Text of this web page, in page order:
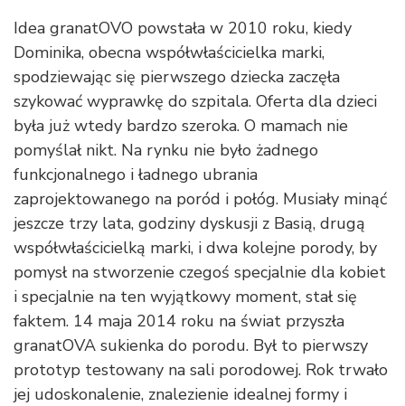
Idea granatOVO powstała w 2010 roku, kiedy
Dominika, obecna współwłaścicielka marki,
spodziewając się pierwszego dziecka zaczęła
szykować wyprawkę do szpitala. Oferta dla dzieci
była już wtedy bardzo szeroka. O mamach nie
pomyślał nikt. Na rynku nie było żadnego
funkcjonalnego i ładnego ubrania
zaprojektowanego na poród i połóg. Musiały minąć
jeszcze trzy lata, godziny dyskusji z Basią, drugą
współwłaścicielką marki, i dwa kolejne porody, by
pomysł na stworzenie czegoś specjalnie dla kobiet
i specjalnie na ten wyjątkowy moment, stał się
faktem. 14 maja 2014 roku na świat przyszła
granatOVA sukienka do porodu. Był to pierwszy
prototyp testowany na sali porodowej. Rok trwało
jej udoskonalenie, znalezienie idealnej formy i